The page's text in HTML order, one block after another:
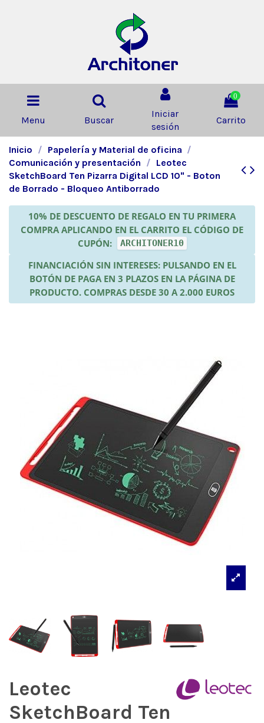
Menu Buscar
Iniciar
sesión
0
Carrito
Inicio
Papelería y Material de oficina
Comunicación y presentación
Leotec
SketchBoard Ten Pizarra Digital LCD 10" - Boton
de Borrado - Bloqueo Antiborrado
10% DE DESCUENTO DE REGALO EN TU PRIMERA
COMPRA APLICANDO EN EL CARRITO EL CÓDIGO DE
CUPÓN:
ARCHITONER10
FINANCIACIÓN SIN INTERESES: PULSANDO EN EL
BOTÓN DE PAGA EN 3 PLAZOS EN LA PÁGINA DE
PRODUCTO. COMPRAS DESDE 30 A 2.000 EUROS
Leotec
SketchBoard Ten